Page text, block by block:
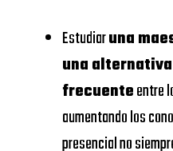
School
URJC
Rey Juan
Carlos
DE
Estudiaruna
una
frecuenteentre
aumentando los
presencial no